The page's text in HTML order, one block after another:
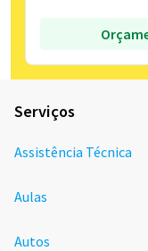
Serviços
Assistência Técnica
Aulas
Autos